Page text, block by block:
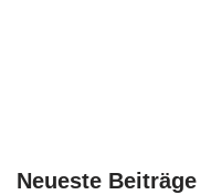
Neueste Beiträge